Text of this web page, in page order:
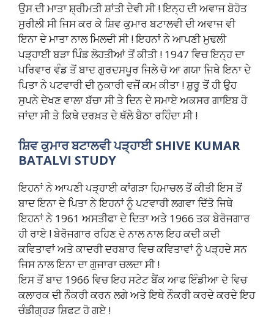
ਉਸ ਦੀ ਮਾਤਾ ਸ਼੍ਰੀਮਤੀ ਸ਼ਾਂਤੀ ਦੇਵੀ ਸੀ ! ਇਨ੍ਹ ਦੀ ਅਵਾਜ ਬੋਹੋਤ
ਸੁਰੀਲੀ ਸੀ ਜਿਸ ਕਰ ਕੇ ਸ਼ਿਵ ਕੁਮਾਰ ਬਟਾਲਵੀ ਦੀ ਅਵਾਜ ਵੀ
ਇਨਾ ਦੇ ਮਾਤਾ ਨਾਲ ਮਿਲਦੀ ਸੀ ! ਇਹਨਾਂ ਨੇ ਆਪਣੀ ਮੁਢਲੀ
ਪੜ੍ਹਾਈ ਬੜਾ ਪਿੰਡ ਲੋਹਤੀਆਂ ਤੋਂ ਕੀਤੀ ! 1947 ਵਿਚ ਇਨ੍ਹ ਦਾ
ਪਰਿਵਾਰ ਵੰਡ ਤੋਂ ਬਾਦ ਗੁਰਦਸਪੂਰ ਜਿਲੇ ਚੋ ਆ ਗਯਾ ਜਿਥੇ ਇਨਾ ਦੇ
ਪਿਤਾ ਨੇ ਪਟਵਾਰੀ ਦੀ ਨੁਕਾਰੀ ਵਜੋਂ ਕਮ ਕੀਤਾ ! ਸ਼ੁਰੂ ਤੋਂ ਹੀ ਉਹ
ਸੁਪਨੇ ਦੇਖਣ ਵਾਲਾ ਬੱਚਾ ਸੀ ਤੇ ਦਿਨ ਦੇ ਸਮਾਏ ਅਕਸਰ ਗਾਇਬ ਹੋ
ਜਾਂਦਾ ਸੀ ਤੇ ਕਿਥੇ ਦਰਖ਼ਤ ਦੇ ਥੱਲੇ ਬੈਠਾ ਰਹਿੰਦਾ ਸੀ !
ਸ਼ਿਵ ਕੁਮਾਰ ਬਟਾਲਵੀ ਪੜ੍ਹਾਈ SHIVE KUMAR
BATALVI STUDY
ਇਹਨਾਂ ਨੇ ਆਪਣੀ ਪੜ੍ਹਾਈ ਕਾਂਗੜਾ ਹਿਮਾਚਲ ਤੋਂ ਕੀਤੀ ਇਸ ਤੋਂ
ਬਾਦ ਇਨਾ ਦੇ ਪਿਤਾ ਨੇ ਇਹਨਾਂ ਨੂੰ ਪਟਵਾਰੀ ਲਗਵਾ ਦਿੱਤੋ ਜਿਥੇ
ਇਹਨਾਂ ਨੇ 1961 ਅਸਤੀਫਾ ਦੇ ਦਿਤਾ ਅਤੇ 1966 ਤਕ ਬੇਰੋਜਗਾਰ
ਹੀ ਰਾਏ ! ਬੇਰੋਜਗਾਰ ਰਹਿਣ ਦੇ ਨਾਲ ਨਾਲ ਇਹ ਕਦੀ ਕਦੀ
ਕਵਿਤਾਵਾਂ ਅਤੇ ਕਾਦਰੀ ਦਰਬਾਰ ਵਿਚ ਕਵਿਤਾਵਾਂ ਨੂੰ ਪੜ੍ਹਦੇ ਸਨ
ਜਿਸ ਨਾਲ ਇਨਾ ਦਾ ਗੁਜਾਰਾ ਚਲਦਾ ਸੀ !
ਇਸ ਤੋਂ ਬਾਦ 1966 ਵਿਚ ਇਹ ਸਟੇਟ ਬੈਂਕ ਆਫ ਇੰਡੀਆ ਦੇ ਵਿਚ
ਕਲਾਰਕ ਦੀ ਨੌਕਰੀ ਕਰਨ ਲਗੇ ਅਤੇ ਇਥੇ ਨੌਕਰੀ ਕਰਦੇ ਕਰਦੇ ਇਹ
ਚੰਡੀਗ੍ਹੜ ਸ਼ਿਫਟ ਹੋ ਗਏ !